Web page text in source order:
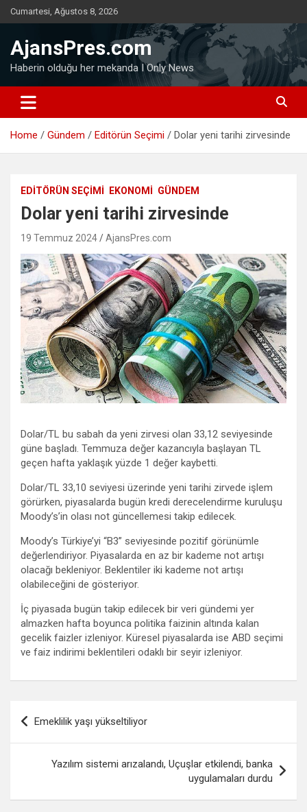
Skip
to
Cumartesi, Ağustos 8, 2026
AjansPres.com
Haberin olduğu her mekanda I Only News
Home Gündem Editörün Seçimi Dolar yeni tarihi zirvesinde
EDITÖRÜN SEÇIMI EKONOMI GÜNDEM
Dolar yeni tarihi zirvesinde
19 Temmuz 2024 AjansPres.com
Dolar/TL bu sabah da yeni zirvesi olan 33,12 seviyesinde
güne başladı. Temmuza değer kazancıyla başlayan TL
geçen hafta yaklaşık yüzde 1 değer kaybetti.
Dolar/TL 33,10 seviyesi üzerinde yeni tarihi zirvede işlem
görürken, piyasalarda bugün kredi derecelendirme kuruluşu
Moody’s’in olası not güncellemesi takip edilecek.
Moody’s Türkiye’yi “B3” seviyesinde pozitif görünümle
değerlendiriyor. Piyasalarda en az bir kademe not artışı
olacağı bekleniyor. Beklentiler iki kademe not artışı
olabileceğini de gösteriyor.
İç piyasada bugün takip edilecek bir veri gündemi yer
almazken hafta boyunca politika faizinin altında kalan
gecelik faizler izleniyor. Küresel piyasalarda ise ABD seçimi
ve faiz indirimi beklentileri odaklı bir seyir izleniyor.
Yazı
gezinmesi
Emeklilik yaşı yükseltiliyor
Yazılım sistemi arızalandı, Uçuşlar etkilendi, banka
uygulamaları durdu